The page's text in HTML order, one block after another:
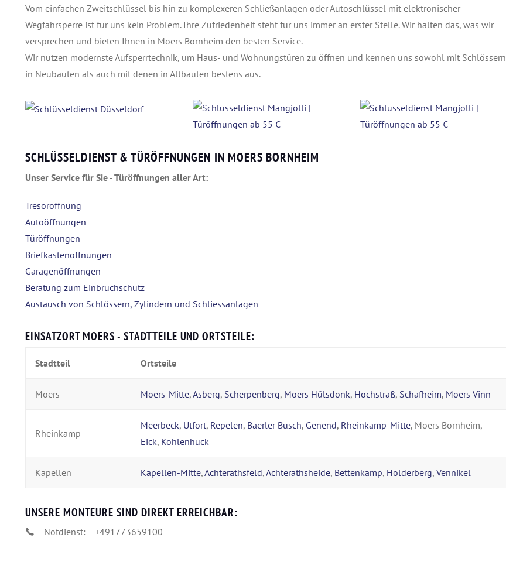
Vom einfachen Zweitschlüssel bis hin zu komplexeren Schließanlagen oder Autoschlüssel mit elektronischer
Wegfahrsperre ist für uns kein Problem. Ihre Zufriedenheit steht für uns immer an erster Stelle. Wir halten das, was wir
versprechen und bieten Ihnen in Moers Bornheim den besten Service.
Wir nutzen modernste Aufsperrtechnik, um Haus- und Wohnungstüren zu öffnen und kennen uns sowohl mit Schlössern
in Neubauten als auch mit denen in Altbauten bestens aus.
SCHLÜSSELDIENST & TÜRÖFFNUNGEN IN MOERS BORNHEIM
Unser Service für Sie - Türöffnungen aller Art:
Tresoröffnung
Autoöffnungen
Türöffnungen
Briefkastenöffnungen
Garagenöffnungen
Beratung zum Einbruchschutz
Austausch von Schlössern, Zylindern und Schliessanlagen
EINSATZORT MOERS - STADTTEILE UND ORTSTEILE:
Stadtteil Ortsteile
Moers Moers-Mitte,Asberg, Scherpenberg, Moers Hülsdonk, Hochstraß, Schafheim, Moers Vinn
Rheinkamp
Meerbeck, Utfort, Repelen, Baerler Busch, Genend, Rheinkamp-Mitte, Moers Bornheim,
Eick, Kohlenhuck
Kapellen Kapellen-Mitte,Achterathsfeld,Achterathsheide, Bettenkamp, Holderberg, Vennikel
UNSERE MONTEURE SIND DIREKT ERREICHBAR:
Notdienst: +491773659100